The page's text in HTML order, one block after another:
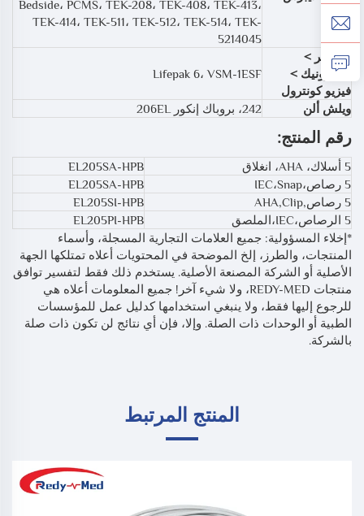
Bedside، PCMS، TEK-208، TEK-408، TEK-413،
TEK-414، TEK-511، TEK-512، TEK-514، TEK-
5214045
ستراكر >
ميدترونيك >
فيزيو كونترول
Lifepak 6، VSM-1ESF
ويلش ألن 242، بروباك إنكور 206EL
رقم المنتج:
5 أسلاك، AHA، انغلاق
EL205SA-HPB
5 رصاص،IEC،Snap
EL205SA-HPB
5 رصاص,AHA,Clip
EL205SI-HPB
5 الرصاص،IEC،الملصق
EL205PI-HPB
*إخلاء المسؤولية: جميع العلامات التجارية المسجلة، وأسماء
المنتجات، والطرز، إلخ الموضحة في المحتويات أعلاه تمتلكها الجهة
الأصلية أو الشركة المصنعة الأصلية. يستخدم ذلك فقط لتفسير توافق
منتجات REDY-MED، ولا شيء آخر! جميع المعلومات أعلاه هي
للرجوع إليها فقط، ولا ينبغي استخدامها كدليل عمل للمؤسسات
الطبية أو الوحدات ذات الصلة. وإلا، فإن أي نتائج لن تكون ذات صلة
بالشركة.
المنتج المرتبط